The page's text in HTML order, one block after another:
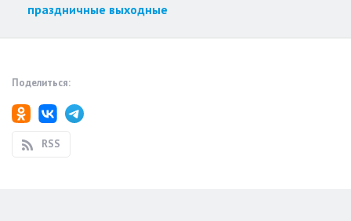
праздничные выходные
Поделиться:
RSS